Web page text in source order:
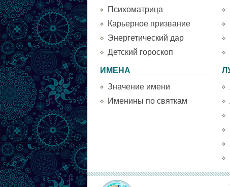
Психоматрица
Карьерное призвание
Энергетический дар
Детский гороскоп
ИМЕНА
Значение имени
Именины по святкам